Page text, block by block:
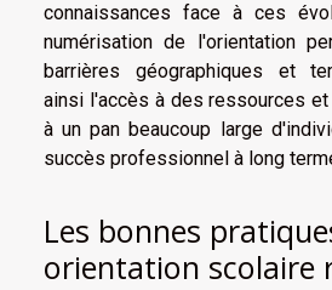
connaissances face à ces
numérisation de l'orientation
barrières géographiques et
ainsi l'accès à des ressources
à un pan beaucoup large
succès professionnel à long
Les bonnes
orientation scolaire